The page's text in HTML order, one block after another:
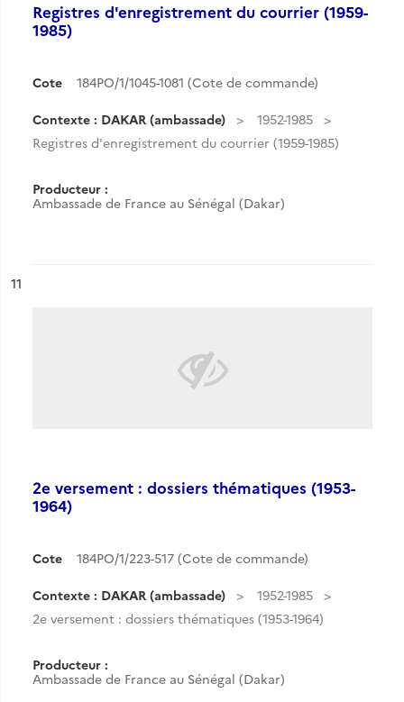
Registres d'enregistrement du courrier (1959-
1985)
Cote 184PO/1/1045-1081 (Cote de commande)
Contexte : DAKAR (ambassade)
1952-1985
Registres d'enregistrement du courrier (1959-1985)
Producteur :
Ambassade de France au Sénégal (Dakar)
n°
11
2e versement : dossiers thématiques (1953-
1964)
Cote 184PO/1/223-517 (Cote de commande)
Contexte : DAKAR (ambassade)
1952-1985
2e versement : dossiers thématiques (1953-1964)
Producteur :
Ambassade de France au Sénégal (Dakar)